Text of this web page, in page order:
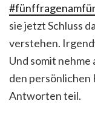
sie jetzt Schluss
verstehen.
Und somit
den persönlichen
Antworten teil.